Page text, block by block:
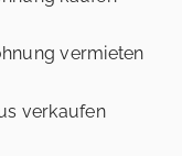
vermieten
verkaufen